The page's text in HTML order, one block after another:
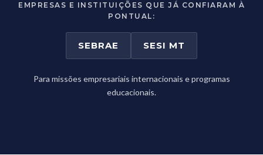
EMPRESAS E INSTITUIÇÕES QUE JÁ CONFIARAM À
PONTUAL:
SEBRAE SESI MT
Para missões empresariais internacionais e programas
educacionais.